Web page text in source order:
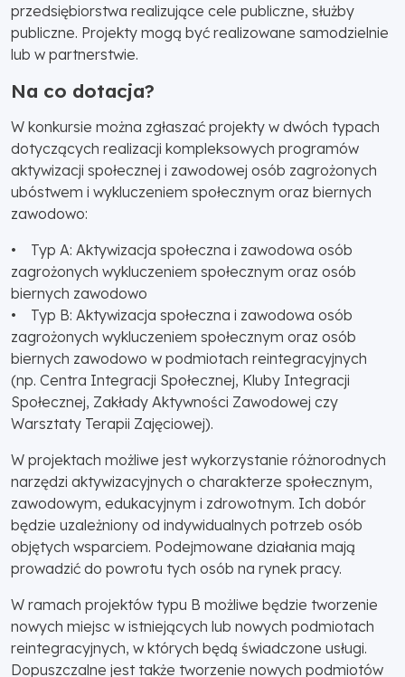
przedsiębiorstwa realizujące cele publiczne, służby
publiczne. Projekty mogą być realizowane samodzielnie
lub w partnerstwie.
Na co dotacja?
W konkursie można zgłaszać projekty w dwóch typach
dotyczących realizacji kompleksowych programów
aktywizacji społecznej i zawodowej osób zagrożonych
ubóstwem i wykluczeniem społecznym oraz biernych
zawodowo:
• Typ A: Aktywizacja społeczna i zawodowa osób
zagrożonych wykluczeniem społecznym oraz osób
biernych zawodowo
• Typ B: Aktywizacja społeczna i zawodowa osób
zagrożonych wykluczeniem społecznym oraz osób
biernych zawodowo w podmiotach reintegracyjnych
(np. Centra Integracji Społecznej, Kluby Integracji
Społecznej, Zakłady Aktywności Zawodowej czy
Warsztaty Terapii Zajęciowej).
W projektach możliwe jest wykorzystanie różnorodnych
narzędzi aktywizacyjnych o charakterze społecznym,
zawodowym, edukacyjnym i zdrowotnym. Ich dobór
będzie uzależniony od indywidualnych potrzeb osób
objętych wsparciem. Podejmowane działania mają
prowadzić do powrotu tych osób na rynek pracy.
W ramach projektów typu B możliwe będzie tworzenie
nowych miejsc w istniejących lub nowych podmiotach
reintegracyjnych, w których będą świadczone usługi.
Dopuszczalne jest także tworzenie nowych podmiotów